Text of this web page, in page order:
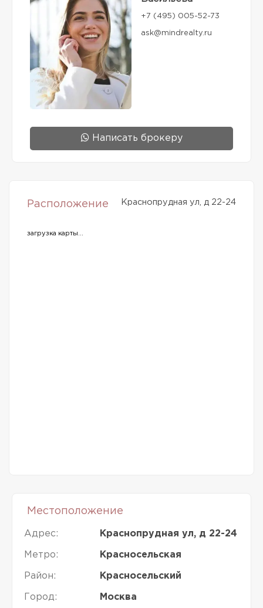
+7 (495) 005-52-73
ask@mindrealty.ru
Написать брокеру
Расположение Краснопрудная ул, д 22-24
загрузка карты...
Местоположение
Адрес: Краснопрудная ул, д 22-24
Метро: Красносельская
Район: Красносельский
Город: Москва